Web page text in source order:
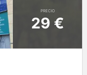
PRECIO
29 €